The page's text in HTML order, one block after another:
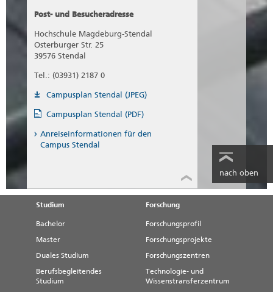
Post- und Besucheradresse
Hochschule Magdeburg-Stendal
Osterburger Str. 25
39576 Stendal
Tel.: (03931) 2187 0
Campusplan Stendal (JPEG)
Campusplan Stendal (PDF)
Anreiseinformationen für den
Campus Stendal
nach oben
Studium
Bachelor
Master
Duales Studium
Berufsbegleitendes
Studium
Forschung
Forschungsprofil
Forschungsprojekte
Forschungszentren
Technologie- und
Wissenstransferzentrum